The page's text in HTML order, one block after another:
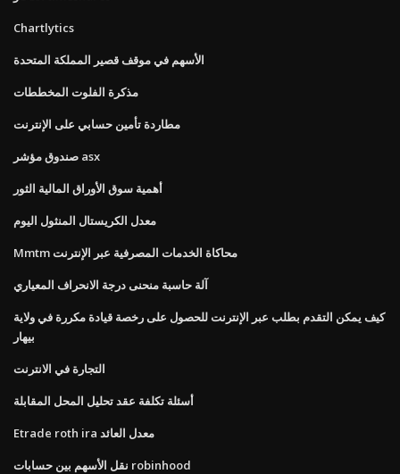
Chartlytics
الأسهم في موقف قصير المملكة المتحدة
مذكرة الفلوت المخططات
مطاردة تأمين حسابي على الإنترنت
صندوق مؤشر asx
أهمية سوق الأوراق المالية الثور
معدل الكريستال المنثول اليوم
Mmtm محاكاة الخدمات المصرفية عبر الإنترنت
آلة حاسبة منحنى درجة الانحراف المعياري
كيف يمكن التقدم بطلب عبر الإنترنت للحصول على رخصة قيادة مكررة في ولاية
بيهار
التجارة في الانترنت
أسئلة تكلفة عقد تحليل المحل المقابلة
Etrade roth ira معدل العائد
نقل الأسهم بين حسابات robinhood